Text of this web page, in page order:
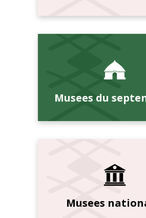
Musees du
Musees